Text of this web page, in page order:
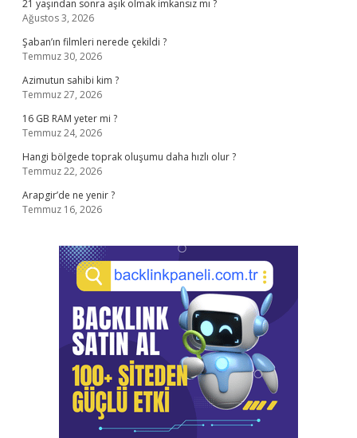
21 yaşından sonra aşık olmak imkansız mı ?
Ağustos 3, 2026
Şaban’ın filmleri nerede çekildi ?
Temmuz 30, 2026
Azimutun sahibi kim ?
Temmuz 27, 2026
16 GB RAM yeter mi ?
Temmuz 24, 2026
Hangi bölgede toprak oluşumu daha hızlı olur ?
Temmuz 22, 2026
Arapgir’de ne yenir ?
Temmuz 16, 2026